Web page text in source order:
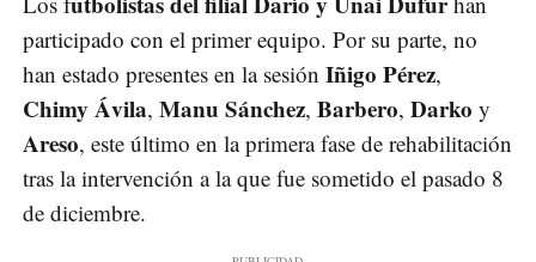
participado con el primer equipo. Por su parte, no
han estado presentes en la sesión Iñigo Pérez,
Chimy Ávila, Manu Sánchez, Barbero, Darko y
Areso, este último en la primera fase de rehabilitación
tras la intervención a la que fue sometido el pasado 8
de diciembre.